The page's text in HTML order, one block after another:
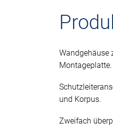
Wandgehäuse
Montageplatte.
und Korpus.
Zweifach